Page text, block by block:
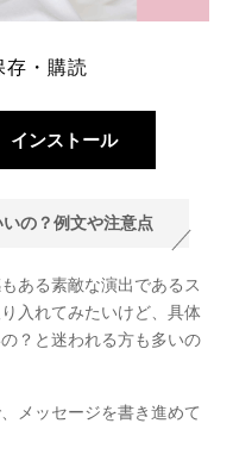
存・購読
インストール
の？例文や注意点
ある素敵な演出であるス
入れてみたいけど、具体
？と迷われる方も多いの
メッセージを書き進めて